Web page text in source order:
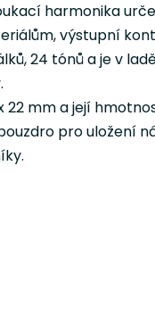
harmonika
výstupní
24 tónů a je v
22 mm a její
pro uložení